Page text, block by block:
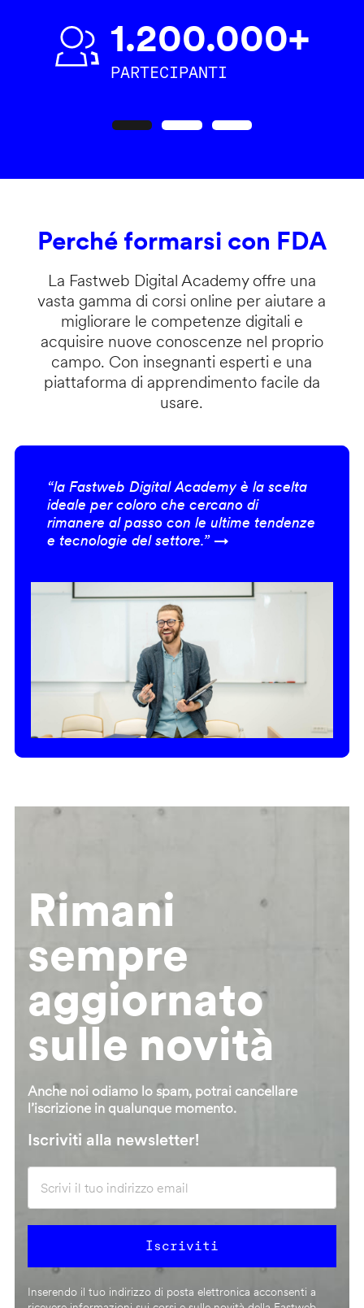
1.200.000+
PARTECIPANTI
Perché formarsi con FDA
La Fastweb Digital Academy offre una
vasta gamma di corsi online per aiutare a
migliorare le competenze digitali e
acquisire nuove conoscenze nel proprio
campo. Con insegnanti esperti e una
piattaforma di apprendimento facile da
usare.
“la Fastweb Digital Academy è la scelta
ideale per coloro che cercano di
rimanere al passo con le ultime tendenze
e tecnologie del settore.” →
Rimani
sempre
aggiornato
sulle novità
Anche noi odiamo lo spam, potrai cancellare
l’iscrizione in qualunque momento.
Iscriviti alla newsletter!
Inserendo il tuo indirizzo di posta elettronica acconsenti a